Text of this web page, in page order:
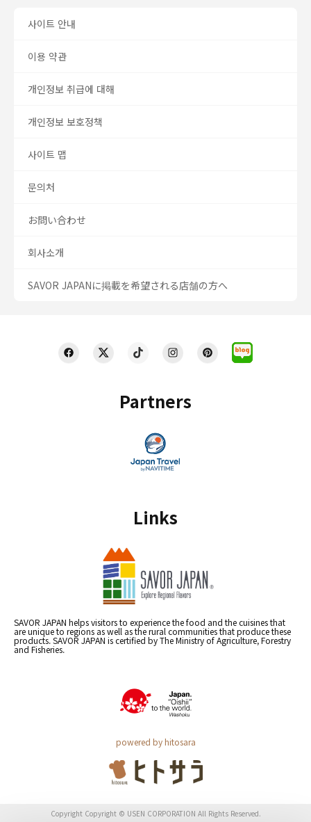
Partners
Links
SAVOR JAPAN helps visitors to experience the food and the cuisines that
are unique to regions as well as the rural communities that produce these
products. SAVOR JAPAN is certified by The Ministry of Agriculture, Forestry
and Fisheries.
powered by hitosara
사이트 안내
이용 약관
개인정보 취급에 대해
개인정보 보호정책
사이트 맵
문의처
お問い合わせ
회사소개
SAVOR JAPANに掲載を希望される店舗の方へ
Copyright Copyright © USEN CORPORATION All Rights Reserved.